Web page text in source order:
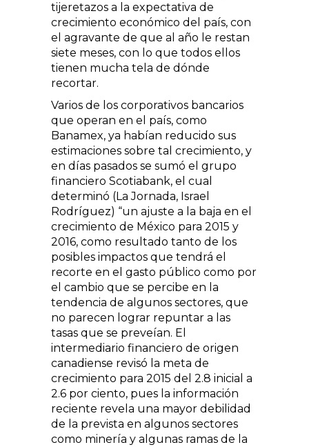
tijeretazos a la expectativa de
crecimiento económico del país, con
el agravante de que al año le restan
siete meses, con lo que todos ellos
tienen mucha tela de dónde
recortar.
Varios de los corporativos bancarios
que operan en el país, como
Banamex, ya habían reducido sus
estimaciones sobre tal crecimiento, y
en días pasados se sumó el grupo
financiero Scotiabank, el cual
determinó (La Jornada, Israel
Rodríguez) “un ajuste a la baja en el
crecimiento de México para 2015 y
2016, como resultado tanto de los
posibles impactos que tendrá el
recorte en el gasto público como por
el cambio que se percibe en la
tendencia de algunos sectores, que
no parecen lograr repuntar a las
tasas que se preveían. El
intermediario financiero de origen
canadiense revisó la meta de
crecimiento para 2015 del 2.8 inicial a
2.6 por ciento, pues la información
reciente revela una mayor debilidad
de la prevista en algunos sectores
como minería y algunas ramas de la